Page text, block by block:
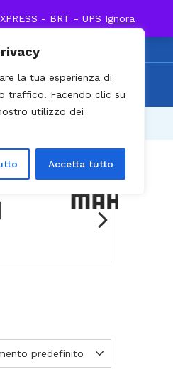
la tua esperienza di
traffico. Facendo clic su
utilizzo dei
Accetta tutto
- BRT - UPS Ignora
0
Recenti
predefinito